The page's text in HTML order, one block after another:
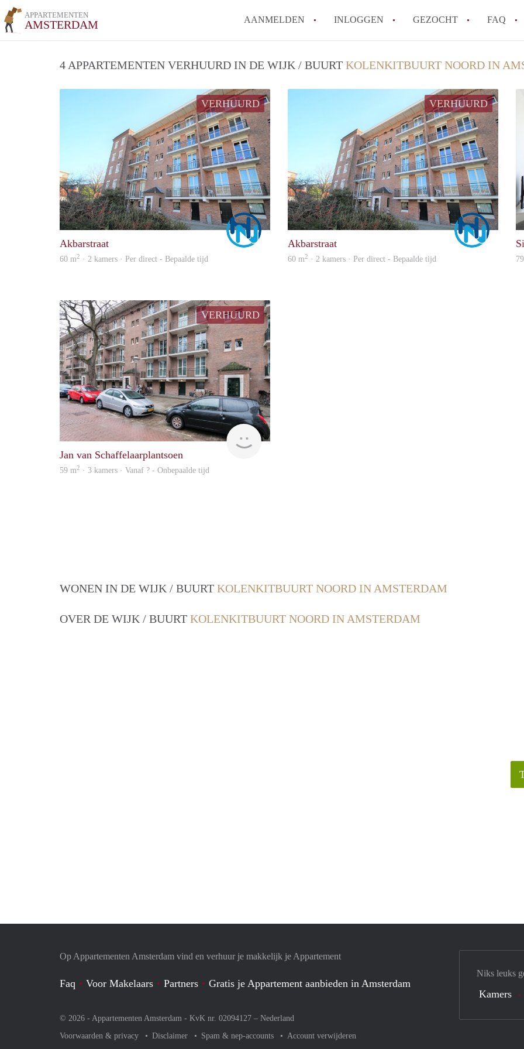
APPARTEMENTEN
AMSTERDAM AANMELDEN INLOGGEN GEZOCHT FAQ
Amsterdam?
Wat zijn de voordelen van het huren van
Hoe vind je een goedkoop appartement in
Wat zijn de verplichtingen van een
Kan je beter een appartement huren of
Alle veelgestelde vragen
4 APPARTEMENTEN VERHUURD IN DE WIJK / BUURT KOLENKITBUURT NOORD IN
VERHUURD
Marco
Akbarstraat
60 m2 · 2 kamers · Per direct - Bepaalde tijd
VERHUURD
Marco
Akbarstraat
60 m2 · 2 kamers · Per direct - Bepaalde tijd
VERHUURD
Woning
Jan van Schaffelaarplantsoen
59 m2 · 3 kamers · Vanaf ? - Onbepaalde tijd
WONEN IN DE WIJK / BUURT KOLENKITBUURT NOORD IN AMSTERDAM
OVER DE WIJK / BUURT KOLENKITBUURT NOORD IN AMSTERDAM
Op Appartementen Amsterdam vind en verhuur je makkelijk je Appartement
Faq Voor Makelaars Partners Gratis je Appartement aanbieden in Amsterdam
© 2026 - Appartementen Amsterdam - KvK nr. 02094127 – Nederland
Voorwaarden & privacy
Disclaimer Spam & nep-accounts Account verwijderen
Niks leuks
Kamers